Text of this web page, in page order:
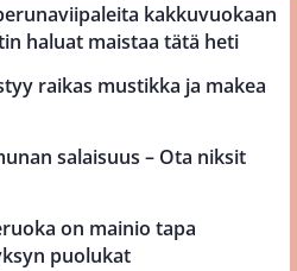
kakkuvuokaan
haluat maistaa tätä heti
raikas mustikka ja makea
salaisuus – Ota niksit
on mainio tapa
puolukat